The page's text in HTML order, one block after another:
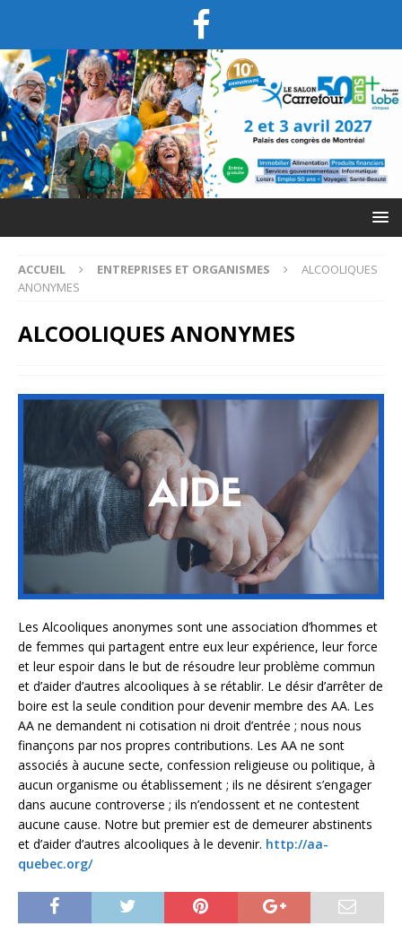
ACCUEIL ENTREPRISES ET ORGANISMES
ALCOOLIQUES
ANONYMES
ALCOOLIQUES ANONYMES
Les Alcooliques anonymes sont une association d’hommes et
de femmes qui partagent entre eux leur expérience, leur force
et leur espoir dans le but de résoudre leur problème commun
et d’aider d’autres alcooliques à se rétablir. Le désir d’arrêter de
boire est la seule condition pour devenir membre des AA. Les
AA ne demandent ni cotisation ni droit d’entrée ; nous nous
finançons par nos propres contributions. Les AA ne sont
associés à aucune secte, confession religieuse ou politique, à
aucun organisme ou établissement ; ils ne désirent s’engager
dans aucune controverse ; ils n’endossent et ne contestent
aucune cause. Notre but premier est de demeurer abstinents
et d’aider d’autres alcooliques à le devenir. http://aa-
quebec.org/